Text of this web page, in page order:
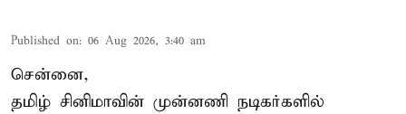
Published on: 06 Aug 2026, 3:40 am
சென்னை,
தமிழ் சினிமாவின் முன்னணி நடிகர்களில்